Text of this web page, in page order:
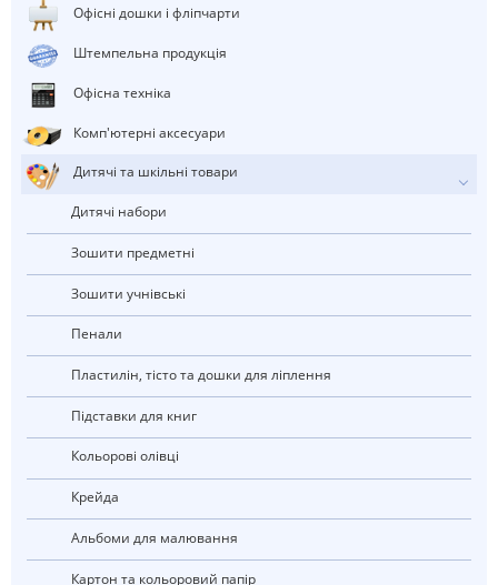
Офісні дошки і фліпчарти
штемпельна продукція
Офісна техніка
Комп'ютерні аксесуари
Дитячі та шкільні товари
Дитячі набори
Зошити предметні
Зошити учнівські
Пенали
Пластилін, тісто та дошки для ліплення
Підставки для книг
Кольорові олівці
Крейда
Альбоми для малювання
Картон та кольоровий папір